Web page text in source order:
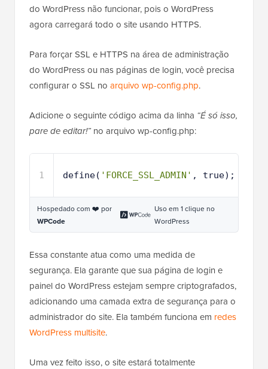
do WordPress não funcionar, pois o WordPress
agora carregará todo o site usando HTTPS.
Para forçar SSL e HTTPS na área de administração
do WordPress ou nas páginas de login, você precisa
configurar o SSL no arquivo wp-config.php.
Adicione o seguinte código acima da linha “É só isso,
pare de editar!” no arquivo wp-config.php:
1 define( 'FORCE_SSL_ADMIN' , true);
Hospedado com ❤️ por
WPCode
Uso em 1 clique no
WordPress
Essa constante atua como uma medida de
segurança. Ela garante que sua página de login e
painel do WordPress estejam sempre criptografados,
adicionando uma camada extra de segurança para o
administrador do site. Ela também funciona em redes
WordPress multisite.
Uma vez feito isso, o site estará totalmente